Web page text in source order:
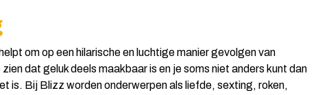
om op een hilarische en luchtige manier gevolgen van
dat geluk deels maakbaar is en je soms niet anders kunt dan
is. Bij Blizz worden onderwerpen als liefde, sexting, roken,